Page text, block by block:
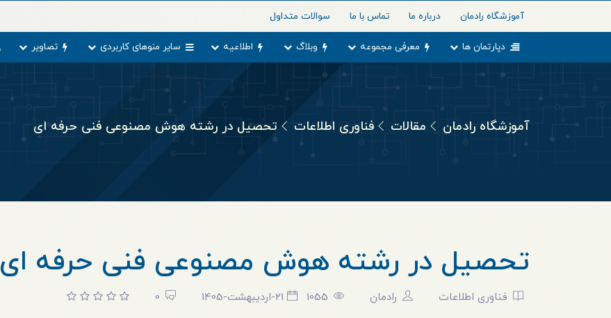
آموزشگاه رادمان درباره ما تماس با ما سوالات متداول
دپارتمان ها معرفی مجموعه وبلاگ اطلاعیه سایر منوهای کاربردی تصاویر
آموزشگاه رادمان مقالات فناوری اطلاعات تحصیل در رشته هوش مصنوعی فنی حرفه ای
تحصیل در رشته هوش مصنوعی فنی حرفه ای
فناوری اطلاعات رادمان 1055 21-اردیبهشت-1405 0